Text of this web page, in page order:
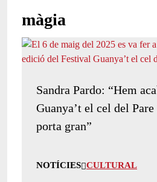
màgia
Sandra Pardo: “Hem
Guanya’t el cel del
porta gran”
NOTÍCIES CULTURAL